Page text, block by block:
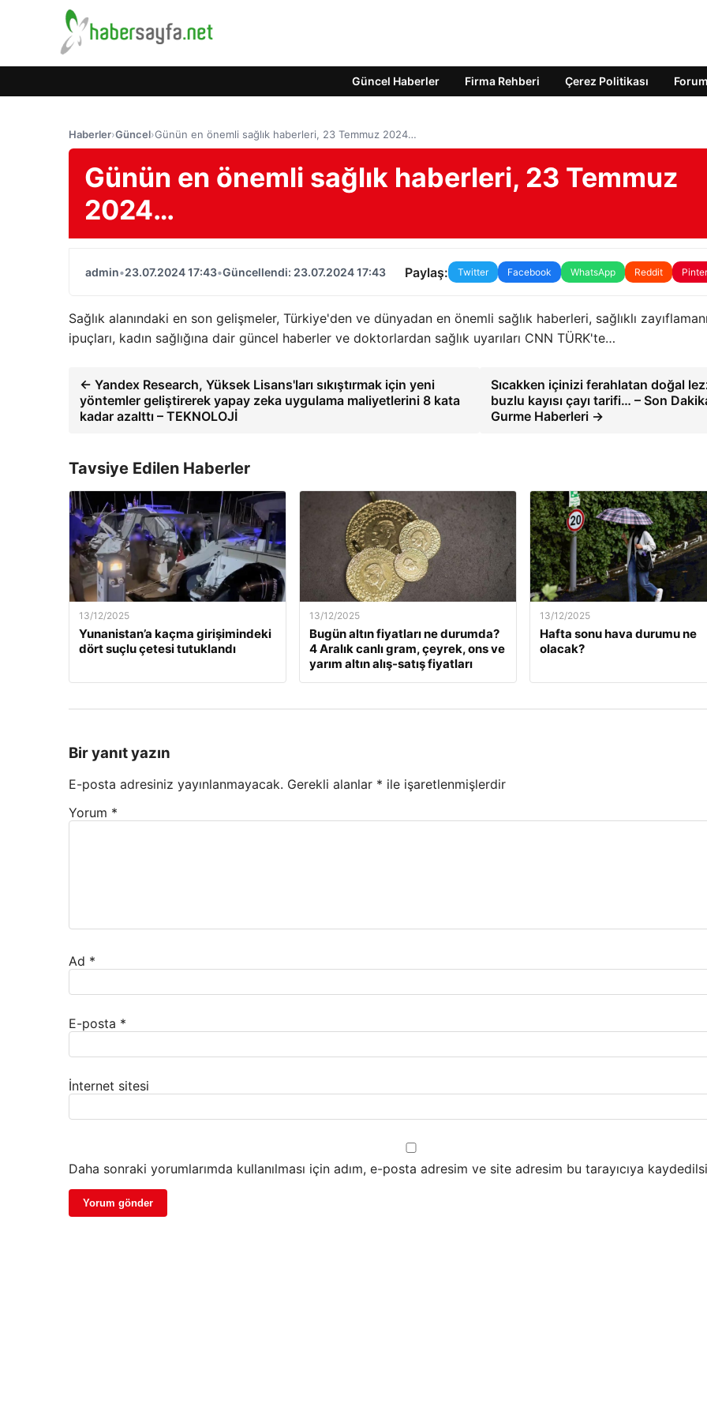
Güncel Haberler Firma Rehberi Çerez Politikası Forum
Haberler›Güncel›Günün en önemli sağlık haberleri, 23 Temmuz 2024…
Günün en önemli sağlık haberleri, 23 Temmuz
2024…
admin•23.07.2024 17:43•Güncellendi: 23.07.2024 17:43 Paylaş: Twitter Facebook WhatsApp Reddit
Sağlık alanındaki en son gelişmeler, Türkiye'den ve dünyadan en önemli sağlık haberleri, sağlıklı
ipuçları, kadın sağlığına dair güncel haberler ve doktorlardan sağlık uyarıları CNN TÜRK'te…
← Yandex Research, Yüksek Lisans'ları sıkıştırmak için yeni
yöntemler geliştirerek yapay zeka uygulama maliyetlerini 8 kata
kadar azalttı – TEKNOLOJİ
Sıcakken içinizi ferahlatan doğal
buzlu kayısı çayı tarifi… – Son
Gurme Haberleri →
Tavsiye Edilen Haberler
13/12/2025
Yunanistan’a kaçma girişimindeki
dört suçlu çetesi tutuklandı
13/12/2025
Bugün altın fiyatları ne durumda?
4 Aralık canlı gram, çeyrek, ons ve
yarım altın alış-satış fiyatları
13/12/2025
Hafta sonu hava durumu ne
olacak?
Bir yanıt yazın
E-posta adresiniz yayınlanmayacak. Gerekli alanlar * ile işaretlenmişlerdir
Yorum *
Ad *
E-posta *
İnternet sitesi
Daha sonraki yorumlarımda kullanılması için adım, e-posta adresim ve site adresim bu tarayıcıya